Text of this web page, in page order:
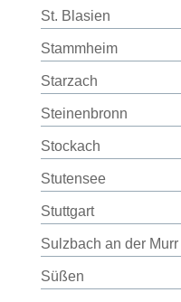
St. Blasien
Stammheim
Starzach
Steinenbronn
Stockach
Stutensee
Stuttgart
Sulzbach an der Murr
Süßen